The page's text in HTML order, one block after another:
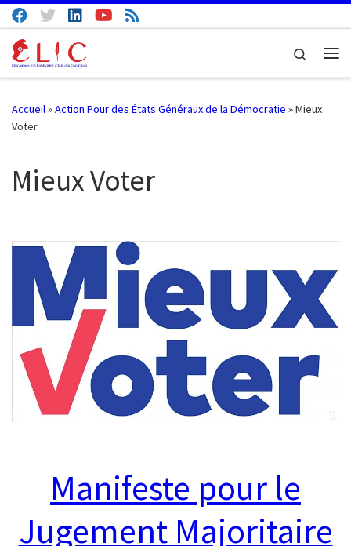
Passer au contenu
Search
Accueil»Action Pour des États Généraux de la Démocratie »Mieux
Voter
Mieux Voter
Manifeste pour le
Jugement Majoritaire